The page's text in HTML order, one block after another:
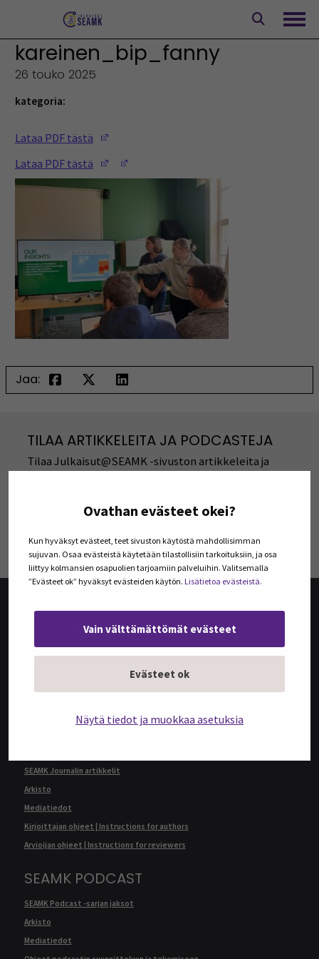
Ovathan evästeet okei?
Kun hyväksyt evästeet, teet sivuston käytöstä mahdollisimman
sujuvan. Osaa evästeistä käytetään tilastollisiin tarkoituksiin, ja osa
liittyy kolmansien osapuolien tarjoamiin palveluihin. Valitsemalla
”Evästeet ok” hyväksyt evästeiden käytön. Lisätietoa evästeistä.
Vain välttämättömät evästeet
Evästeet ok
Näytä tiedot ja muokkaa asetuksia
kareinen_bip_fanny
26 touko 2025
kategoria:
Lataa PDF tästä
Lataa PDF tästä
(Opens in a new window)
Jaa:
TILAA ARTIKKELEITA JA PODCASTEJA
Tilaa Julkaisut@SEAMK -sivuston artikkeleita ja
podcasteja omaan sähköpostiisi. Koosteet
TILAA UUTISKIRJEITÄ
@SEAMK-VERKKOLEHTI
@SEAMK-verkkolehden artikkelit
Mediatiedot
SEAMK Journalin artikkelit
Arkisto
Mediatiedot
Kirjoittajan ohjeet | Instructions for authors
Arvioijan ohjeet | Instructions for reviewers
SEAMK PODCAST
SEAMK Podcast -sarjan jaksot
Arkisto
Mediatiedot